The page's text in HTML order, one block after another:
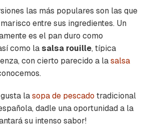
las más populares son las que
entre sus ingredientes. Un
es el pan duro como
como la salsa rouille, típica
con cierto parecido a lasalsa
gusta lasopa de pescado tradicional
dadle una oportunidad a la
su intenso sabor!